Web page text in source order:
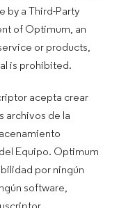
by a Third-Party
of Optimum, an
or products,
is prohibited.
acepta crear
archivos de la
Equipo. Optimum
por ningún
software,